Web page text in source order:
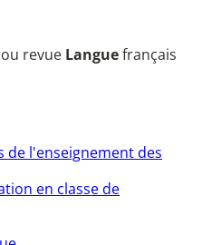
revue Languefrançais
de l'enseignement des
en classe de